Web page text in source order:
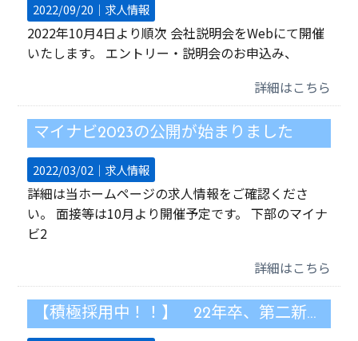
2022/09/20｜ 求人情報
2022年10月4日より順次 会社説明会をWebにて開催
いたします。 エントリー・説明会のお申込み、
詳細はこちら
マイナビ2023の公開が始まりました
2022/03/02｜ 求人情報
詳細は当ホームページの求人情報をご確認くださ
い。 面接等は10月より開催予定です。 下部のマイナ
ビ2
詳細はこちら
【積極採用中！！】 22年卒、第二新卒、既卒